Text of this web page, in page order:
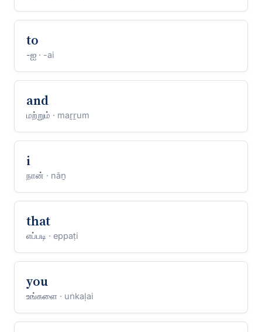
to
-ஐ · -ai
and
மற்றும் · maṟṟum
i
நான் · nāṉ
that
எப்படி · eppaṭi
you
உங்களை · uṅkaḷai